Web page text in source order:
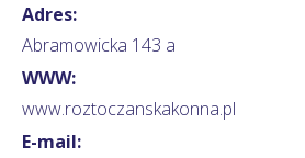
Adres:
Abramowicka 143 a
WWW:
www.roztoczanskakonna.pl
E-mail: